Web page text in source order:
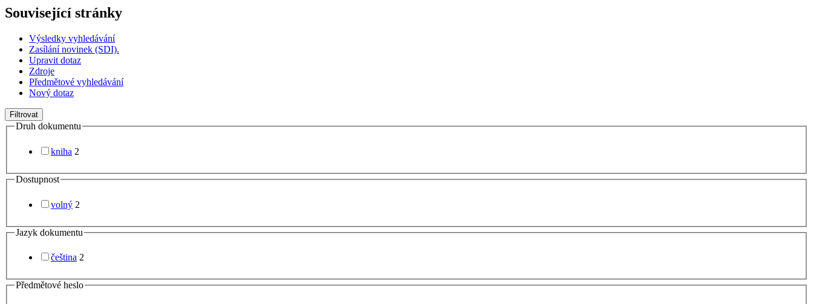
Související stránky
Výsledky vyhledávání
Zasílání novinek (SDI).
Upravit dotaz
Zdroje
Předmětové vyhledávání
Nový dotaz
Filtrovat
Druh dokumentu
kniha 2
Dostupnost
volný 2
Jazyk dokumentu
čeština 2
Předmětové heslo